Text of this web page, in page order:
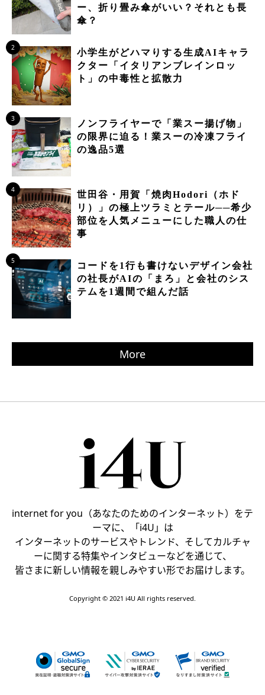
ー、折り畳み傘がいい？それとも長
傘？
2
小学生がどハマりする生成AIキャラ
クター「イタリアンブレインロッ
ト」の中毒性と拡散力
3
ノンフライヤーで「業スー揚げ物」
の限界に迫る！業スーの冷凍フライ
の逸品5選
4
世田谷・用賀「焼肉Hodori（ホド
リ）」の極上ツラミとテール──希少
部位を人気メニューにした職人の仕
事
5
コードを1行も書けないデザイン会社
の社長がAIの「まろ」と会社のシス
テムを1週間で組んだ話
More
internet for you（あなたのためのインターネット）をテ
ーマに、「i4U」は
インターネットのサービスやトレンド、そしてカルチャ
ーに関する特集やインタビューなどを通じて、
皆さまに新しい情報を親しみやすい形でお届けします。
Copyright © 2021 i4U All rights reserved.